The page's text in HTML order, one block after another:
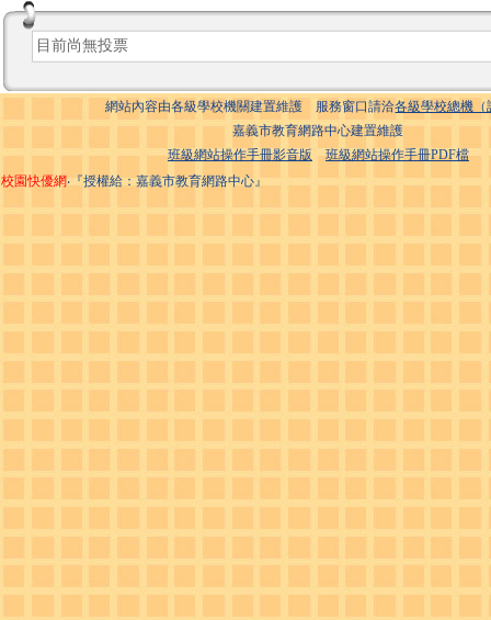
目前尚無投票
網站內容由各級學校機關建置維護 服務窗口請洽各級學校總機（
嘉義市教育網路中心建置維護
班級網站操作手冊影音版
班級網站操作手冊PDF檔
校園快優網‧『授權給：嘉義市教育網路中心』